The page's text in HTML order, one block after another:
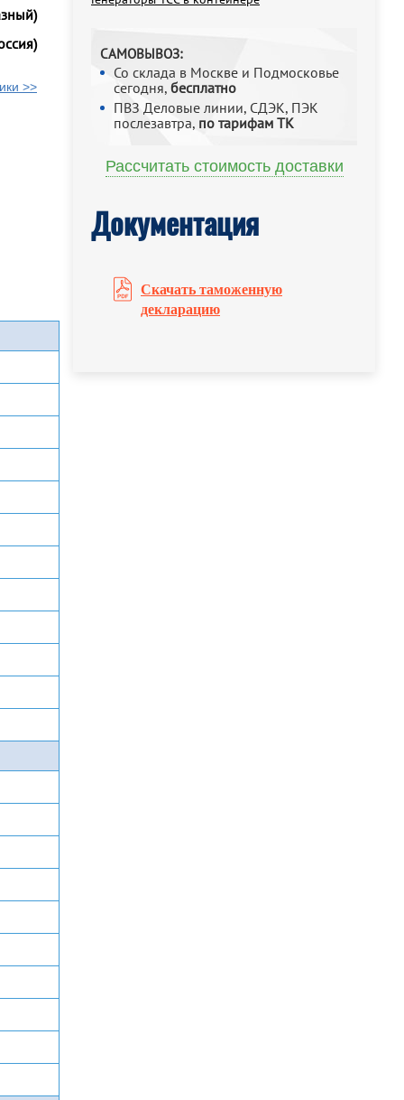
САМОВЫВОЗ:
Со склада в Москве и Подмосковье
сегодня, бесплатно
ПВЗ Деловые линии, СДЭК, ПЭК
послезавтра, по тарифам ТК
Рассчитать стоимость доставки
Документация
Скачать таможенную
декларацию
>>